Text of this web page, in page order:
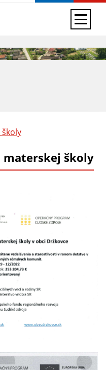
materskej školy